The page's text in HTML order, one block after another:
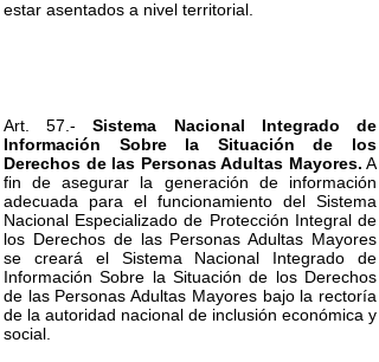
Art. 57.-Sistema Nacional Integrado de
Información Sobre la Situación de los
Derechos de las Personas Adultas Mayores. A
fin de asegurar la generación de información
adecuada para el funcionamiento del Sistema
Nacional Especializado de Protección Integral de
los Derechos de las Personas Adultas Mayores
se creará el Sistema Nacional Integrado de
Información Sobre la Situación de los Derechos
de las Personas Adultas Mayores bajo la rectoría
de la autoridad nacional de inclusión económica y
social.
estar asentados a nivel territorial.